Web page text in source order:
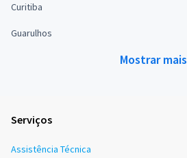
Curitiba
Guarulhos
Mostrar mais
Serviços
Assistência Técnica